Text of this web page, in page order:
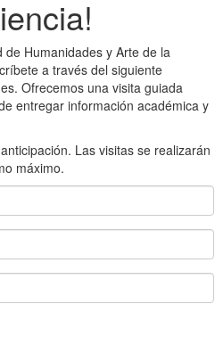
Humanidades y Arte de la
a través del siguiente
Ofrecemos una visita guiada
entregar información académica y
Las visitas se realizarán
máximo.